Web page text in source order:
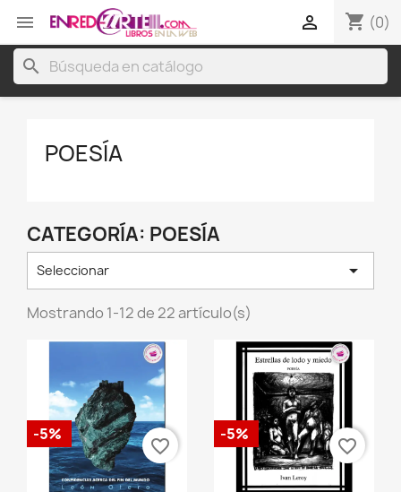
 shopping_cart (0)

search
POESÍA
CATEGORÍA: POESÍA
Seleccionar 
Mostrando 1-12 de 22 artículo(s)
-5%
favorite_border
-5%
favorite_border